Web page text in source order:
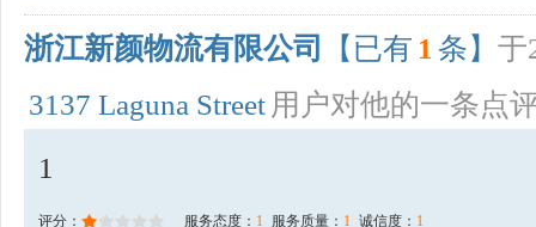
浙江新颜物流有限公司 【已有 1 条】 于
3137 Laguna Street 用户对他的一条点
1
评分： 服务态度： 1 服务质量： 1 诚信度： 1